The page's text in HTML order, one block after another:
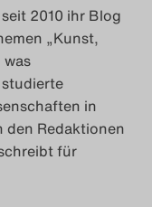
Blog
Blog
2010 ihr Blog
„Kunst,
in
den Redaktionen
für